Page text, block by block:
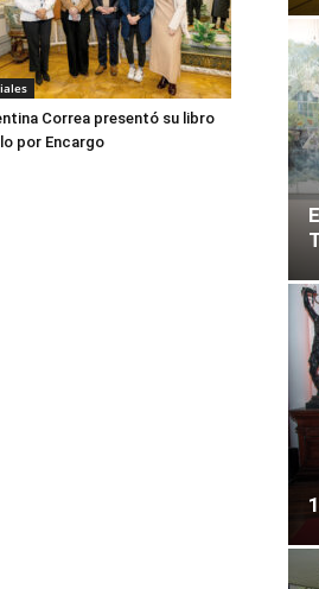
Correa presentó su libro
por Encargo